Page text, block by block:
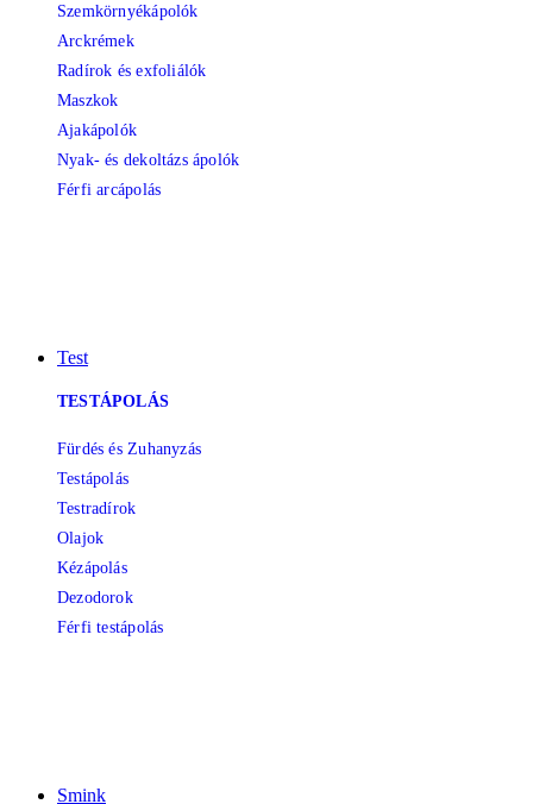
Szemkörnyékápolók
Arckrémek
Radírok és exfoliálók
Maszkok
Ajakápolók
Nyak- és dekoltázs ápolók
Férfi arcápolás
Test
TESTÁPOLÁS
Fürdés és Zuhanyzás
Testápolás
Testradírok
Olajok
Kézápolás
Dezodorok
Férfi testápolás
Smink